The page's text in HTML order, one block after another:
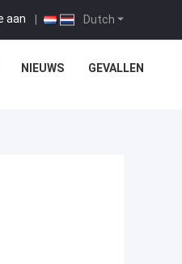
Dutch
aan |
NIEUWS GEVALLEN